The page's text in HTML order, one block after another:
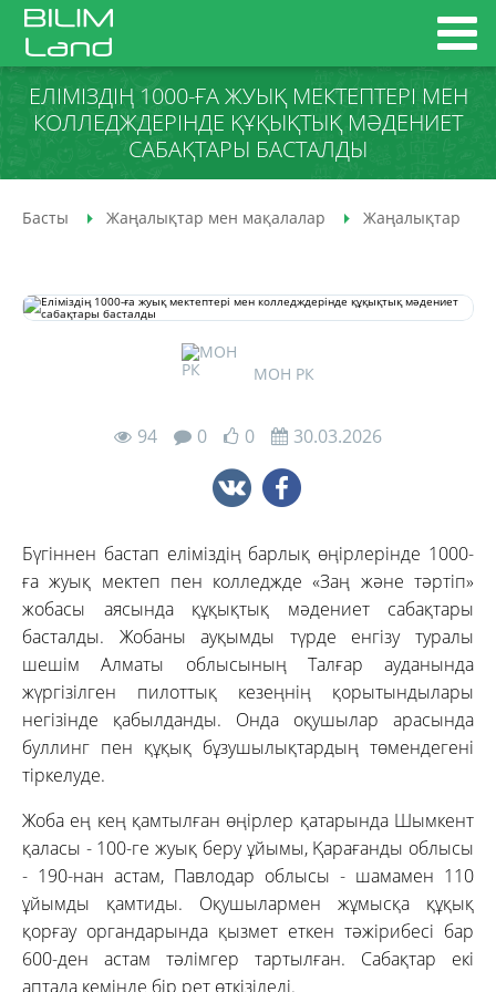
ЕЛІМІЗДІҢ 1000-ҒА ЖУЫҚ МЕКТЕПТЕРІ МЕН
КОЛЛЕДЖДЕРІНДЕ ҚҰҚЫҚТЫҚ МӘДЕНИЕТ
САБАҚТАРЫ БАСТАЛДЫ
Басты Жаңалықтар мен мақалалар Жаңалықтар
МОН РК
94 0 0 30.03.2026
Бүгіннен бастап еліміздің барлық өңірлерінде 1000-
ға жуық мектеп пен колледжде «Заң және тәртіп»
жобасы аясында құқықтық мәдениет сабақтары
басталды. Жобаны ауқымды түрде енгізу туралы
шешім Алматы облысының Талғар ауданында
жүргізілген пилоттық кезеңнің қорытындылары
негізінде қабылданды. Онда оқушылар арасында
буллинг пен құқық бұзушылықтардың төмендегені
тіркелуде.
Жоба ең кең қамтылған өңірлер қатарында Шымкент
қаласы - 100-ге жуық беру ұйымы, Қарағанды облысы
- 190-нан астам, Павлодар облысы - шамамен 110
ұйымды қамтиды. Оқушылармен жұмысқа құқық
қорғау органдарында қызмет еткен тәжірибесі бар
600-ден астам тәлімгер тартылған. Сабақтар екі
аптада кемінде бір рет өткізіледі.